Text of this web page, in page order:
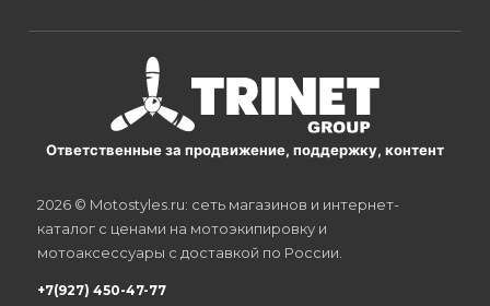
Ответственные за продвижение, поддержку, контент
2026 © Motostyles.ru: сеть магазинов и интернет-
каталог с ценами на мотоэкипировку и
мотоаксессуары с доставкой по России.
+7(927) 450-47-77